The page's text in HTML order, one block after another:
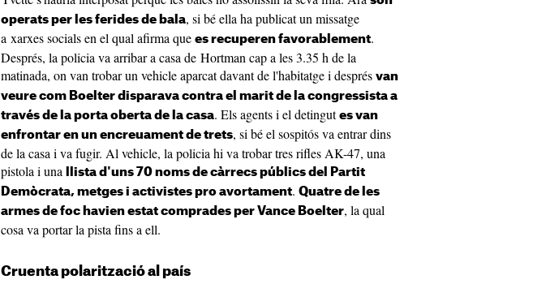
operats per les ferides de bala, si bé ella ha publicat un missatge
a xarxes socials en el qual afirma que es recuperen favorablement.
Després, la policia va arribar a casa de Hortman cap a les 3.35 h de la
matinada, on van trobar un vehicle aparcat davant de l'habitatge i després van
veure com Boelter disparava contra el marit de la congressista a
través de la porta oberta de la casa. Els agents i el detingut es van
enfrontar en un encreuament de trets, si bé el sospitós va entrar dins
de la casa i va fugir. Al vehicle, la policia hi va trobar tres rifles AK-47, una
pistola i una
llista d'uns 70 noms de càrrecs públics del Partit
Demòcrata, metges i activistes pro avortament. Quatre de les
armes de foc havien estat comprades per Vance Boelter, la qual
cosa va portar la pista fins a ell.
Cruenta polarització al país